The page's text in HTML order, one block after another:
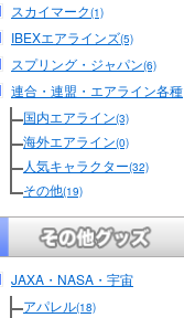
スカイマーク(1)
IBEXエアラインズ(5)
スプリング・ジャパン(6)
連合・連盟・エアライン各種
国内エアライン(3)
海外エアライン(0)
人気キャラクター(32)
その他(19)
JAXA・NASA・宇宙
アパレル(18)